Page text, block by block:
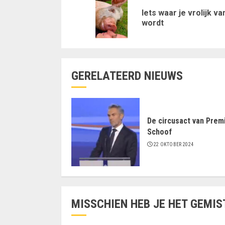
met
lezen
Iets waar je vrolijk
wordt
GERELATEERD NIEUWS
De circusact van
Schoof
22 OKTOBER 2024
MISSCHIEN HEB JE HET